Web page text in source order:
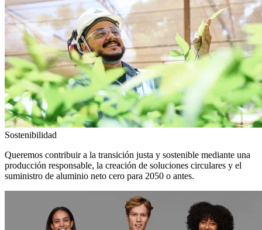
Sostenibilidad
Queremos contribuir a la transición justa y sostenible mediante una
producción responsable, la creación de soluciones circulares y el
suministro de aluminio neto cero para 2050 o antes.